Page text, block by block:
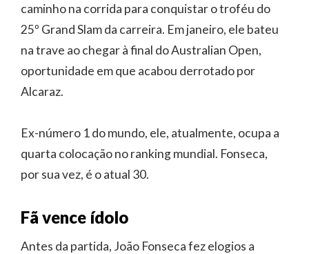
caminho na corrida para conquistar o troféu do
25º Grand Slam da carreira. Em janeiro, ele bateu
na trave ao chegar à final do Australian Open,
oportunidade em que acabou derrotado por
Alcaraz.
Ex-número 1 do mundo, ele, atualmente, ocupa a
quarta colocação no ranking mundial. Fonseca,
por sua vez, é o atual 30.
Fã vence ídolo
Antes da partida, João Fonseca fez elogios a